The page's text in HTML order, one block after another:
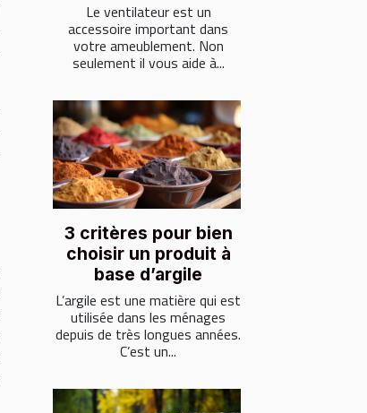
Le ventilateur est un
accessoire important dans
votre ameublement. Non
seulement il vous aide à...
3 critères pour bien
choisir un produit à
base d’argile
L’argile est une matière qui est
utilisée dans les ménages
depuis de très longues années.
C’est un...